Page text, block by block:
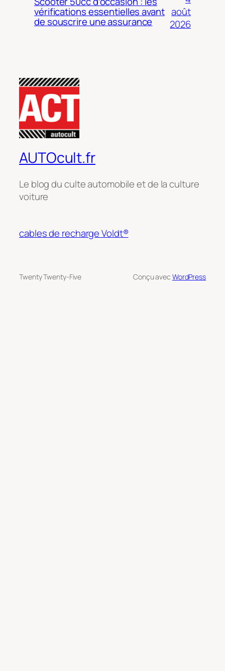
vérifications essentielles avant
de souscrire une assurance
août
2026
AUTOcult.fr
Le blog du culte automobile et de la culture
voiture
cables de recharge Voldt®
Twenty Twenty-Five Conçu avec WordPress